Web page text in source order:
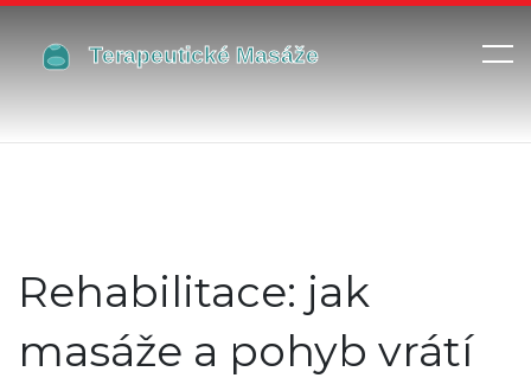
Rehabilitace: jak
masáže a pohyb vrátí